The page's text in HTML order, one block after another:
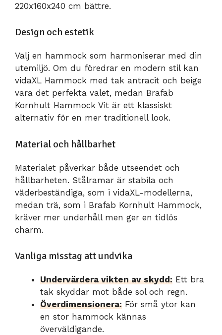
220x160x240 cm bättre.
Design och estetik
Välj en hammock som harmoniserar med din
utemiljö. Om du föredrar en modern stil kan
vidaXL Hammock med tak antracit och beige
vara det perfekta valet, medan Brafab
Kornhult Hammock Vit är ett klassiskt
alternativ för en mer traditionell look.
Material och hållbarhet
Materialet påverkar både utseendet och
hållbarheten. Stålramar är stabila och
väderbeständiga, som i vidaXL-modellerna,
medan trä, som i Brafab Kornhult Hammock,
kräver mer underhåll men ger en tidlös
charm.
Vanliga misstag att undvika
Undervärdera vikten av skydd: Ett bra
tak skyddar mot både sol och regn.
Överdimensionera: För små ytor kan
en stor hammock kännas
överväldigande.